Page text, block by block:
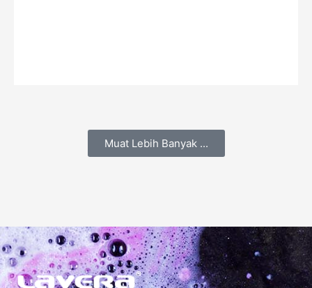
Muat Lebih Banyak ...